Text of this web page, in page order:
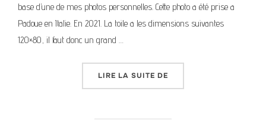
base d’une de mes photos personnelles. Cette photo a été prise a
Padoue en Italie. En 2021. La toile a les dimensions suivantes
120×80, il faut donc un grand …
LIRE LA SUITE DE